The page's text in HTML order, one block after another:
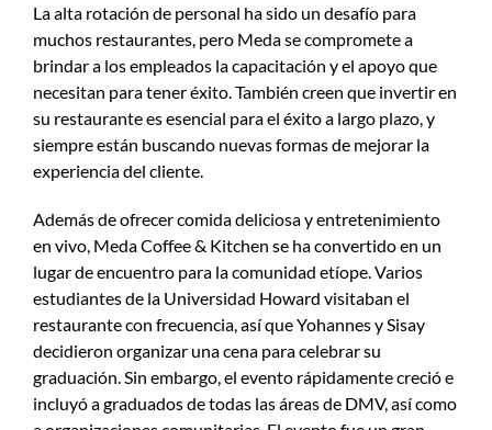
La alta rotación de personal ha sido un desafío para
muchos restaurantes, pero Meda se compromete a
brindar a los empleados la capacitación y el apoyo que
necesitan para tener éxito. También creen que invertir en
su restaurante es esencial para el éxito a largo plazo, y
siempre están buscando nuevas formas de mejorar la
experiencia del cliente.
Además de ofrecer comida deliciosa y entretenimiento
en vivo, Meda Coffee & Kitchen se ha convertido en un
lugar de encuentro para la comunidad etíope. Varios
estudiantes de la Universidad Howard visitaban el
restaurante con frecuencia, así que Yohannes y Sisay
decidieron organizar una cena para celebrar su
graduación. Sin embargo, el evento rápidamente creció e
incluyó a graduados de todas las áreas de DMV, así como